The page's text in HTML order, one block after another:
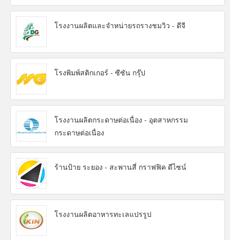
โรงงานผลิตและจำหน่ายรถรางชมวิว - ดีจี
โรงพิมพ์สติกเกอร์ - ซีซัน กรุ๊ป
โรงงานผลิตกระดาษต่อเนื่อง - อุตสาหกรรม
กระดาษต่อเนื่อง
ร้านป้าย ระยอง - สะพานสี่ กราฟฟิค ดีไซน์
โรงงานผลิตอาหารทะเลแปรรูป